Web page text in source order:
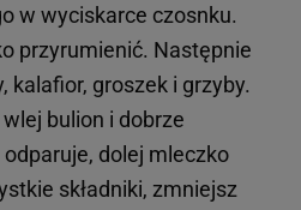
w wyciskarce czosnku.
przyrumienić. Następnie
kalafior, groszek i grzyby.
bulion i dobrze
dolej mleczko
składniki, zmniejsz